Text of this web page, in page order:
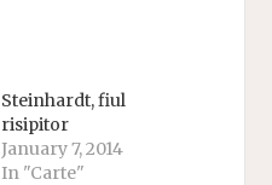
Steinhardt, fiul
risipitor
January 7, 2014
In "Carte"